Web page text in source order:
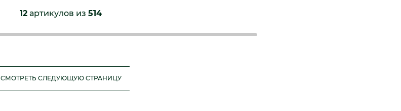
12 артикулов из 514
СМОТРЕТЬ СЛЕДУЮЩУЮ СТРАНИЦУ